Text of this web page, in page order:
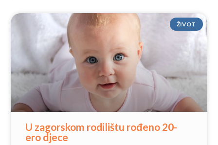
ŽIVOT
U zagorskom rodilištu rođeno 20-
ero djece